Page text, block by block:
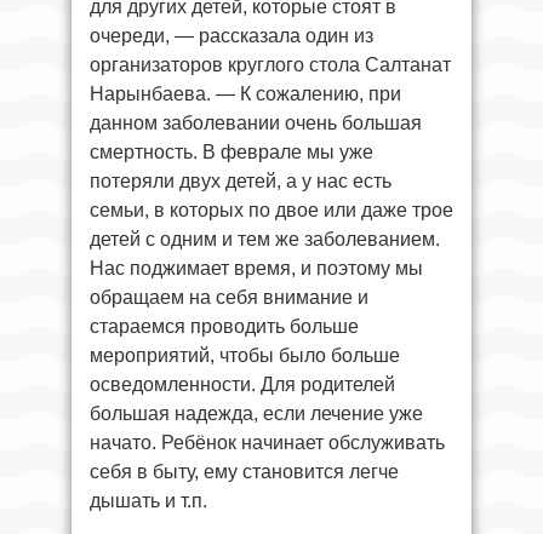
для других детей, которые стоят в
очереди, — рассказала один из
организаторов круглого стола Салтанат
Нарынбаева. — К сожалению, при
данном заболевании очень большая
смертность. В феврале мы уже
потеряли двух детей, а у нас есть
семьи, в которых по двое или даже трое
детей с одним и тем же заболеванием.
Нас поджимает время, и поэтому мы
обращаем на себя внимание и
стараемся проводить больше
мероприятий, чтобы было больше
осведомленности. Для родителей
большая надежда, если лечение уже
начато. Ребёнок начинает обслуживать
себя в быту, ему становится легче
дышать и т.п.